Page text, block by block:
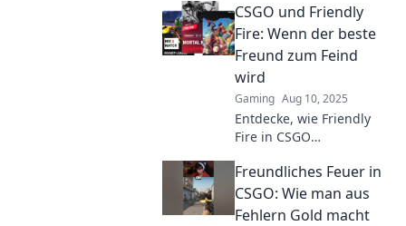
Lache mit uns über
chaotische Momente und
überraschende
CSGO und Friendly
Fire: Wenn der beste
Freund zum Feind
wird
Gaming Aug 10, 2025
Entdecke, wie Friendly
Fire in CSGO
Probe stellt. Wenn der
beste Freund zum Feind
wird, sind Chaos und
Freundliches Feuer in
CSGO: Wie man aus
Fehlern Gold macht